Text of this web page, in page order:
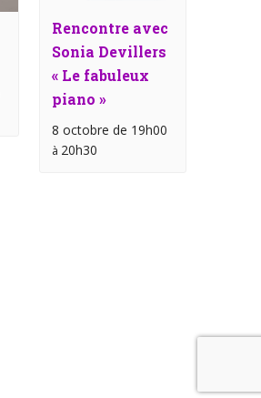
Rencontre avec
Sonia Devillers
« Le fabuleux
piano »
8 octobre de 19h00
à 20h30